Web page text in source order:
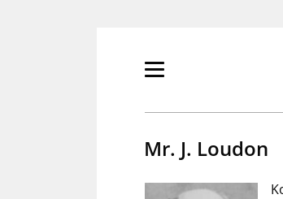
Primair
tonen/verbergen
Mr. J. Loudon